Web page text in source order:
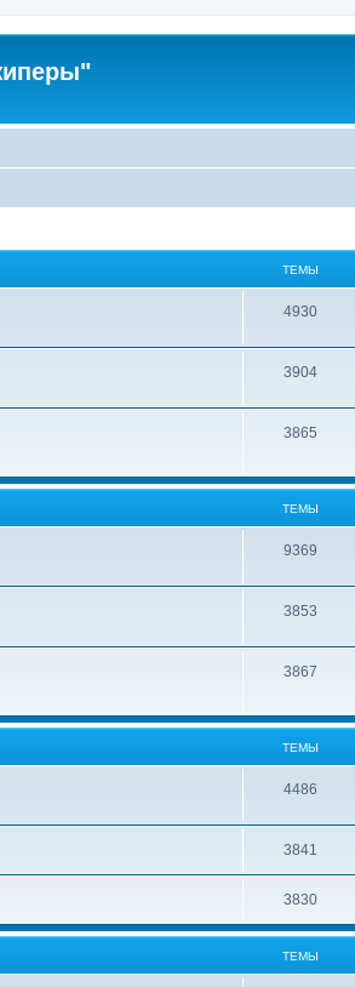
ТЕМЫ
4930
3904
3865
ТЕМЫ
9369
3853
3867
ТЕМЫ
4486
3841
3830
ТЕМЫ